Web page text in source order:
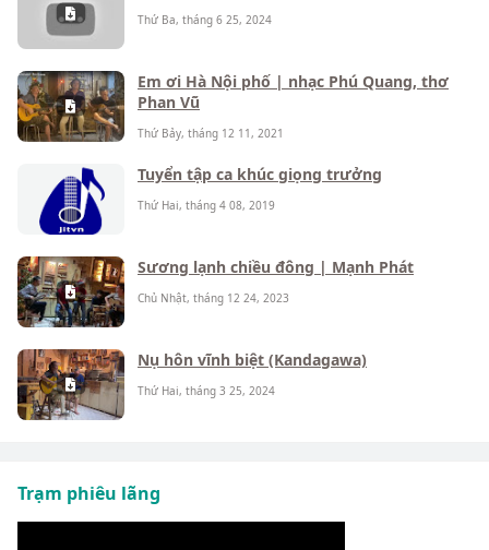
Thứ Ba, tháng 6 25, 2024
Em ơi Hà Nội phố | nhạc Phú Quang, thơ
Phan Vũ
Thứ Bảy, tháng 12 11, 2021
Tuyển tập ca khúc giọng trưởng
Thứ Hai, tháng 4 08, 2019
Sương lạnh chiều đông | Mạnh Phát
Chủ Nhật, tháng 12 24, 2023
Nụ hôn vĩnh biệt (Kandagawa)
Thứ Hai, tháng 3 25, 2024
Trạm phiêu lãng